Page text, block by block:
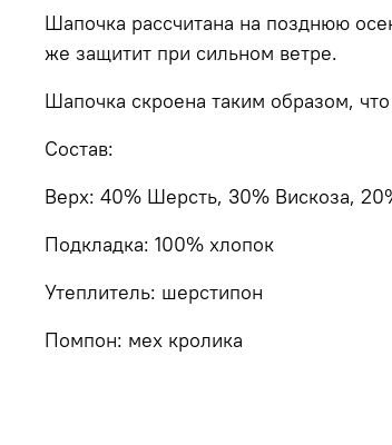
Шапочка рассчитана на позднюю
же защитит при сильном ветре.
Шапочка скроена таким образом,
Состав:
Верх: 40% Шерсть, 30% Вискоза,
Подкладка: 100% хлопок
Утеплитель: шерстипон
Помпон: мех кролика